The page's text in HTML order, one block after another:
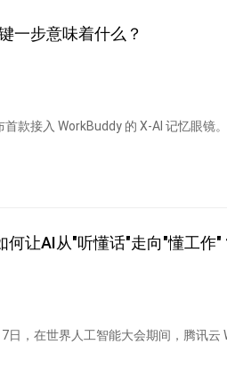
一步意味着什么？
款接入 WorkBuddy 的 X-AI 记忆眼镜
让AI从"听懂话"走向"懂工作"
，在世界人工智能大会期间，腾讯云